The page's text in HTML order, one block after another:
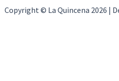
Copyright © La Quincena 2026 |